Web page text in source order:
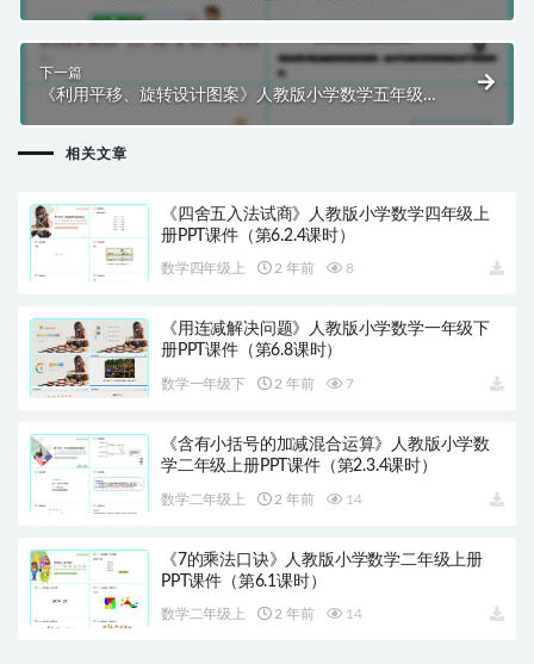
下一篇
《利用平移、旋转设计图案》人教版小学数学五年级下
相关文章
《四舍五入法试商》人教版小学数学四年级上
册PPT课件（第6.2.4课时）
数学四年级上 2 年前 8
《用连减解决问题》人教版小学数学一年级下
册PPT课件（第6.8课时）
数学一年级下 2 年前 7
《含有小括号的加减混合运算》人教版小学数
学二年级上册PPT课件（第2.3.4课时）
数学二年级上 2 年前 14
《7的乘法口诀》人教版小学数学二年级上册
PPT课件（第6.1课时）
数学二年级上 2 年前 14